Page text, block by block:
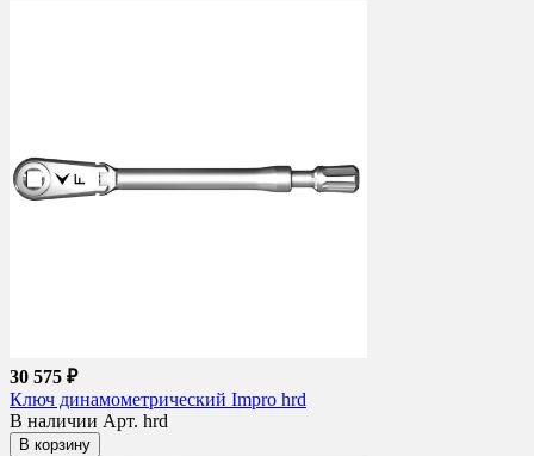
30 575 ₽
Ключ динамометрический Impro hrd
В наличии Арт. hrd
В корзину